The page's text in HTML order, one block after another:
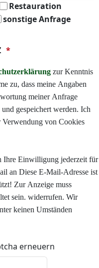
Restauration
sonstige Anfrage
zur Kenntnis
zu, dass meine Angaben
meiner Anfrage
gespeichert werden. Ich
Verwendung von Cookies
Ihre Einwilligung jederzeit für
an Diese E-Mail-Adresse ist
Zur Anzeige muss
sein. widerrufen. Wir
keinen Umständen